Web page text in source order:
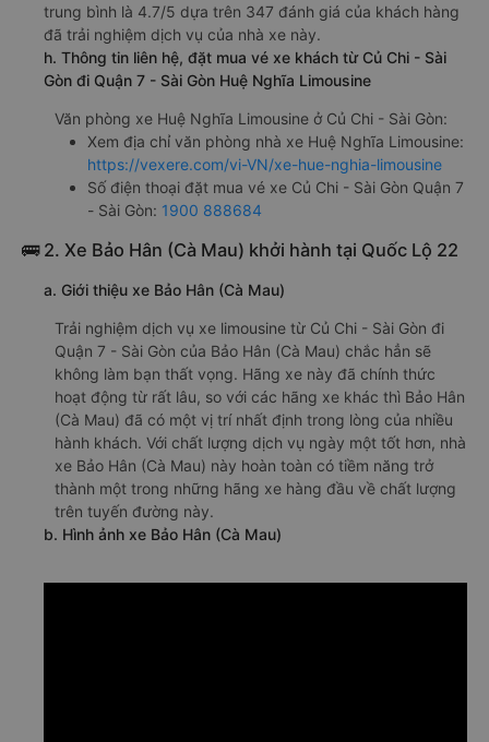
trung bình là 4.7/5 dựa trên 347 đánh giá của khách hàng
đã trải nghiệm dịch vụ của nhà xe này.
h. Thông tin liên hệ, đặt mua vé xe khách từ Củ Chi - Sài
Gòn đi Quận 7 - Sài Gòn Huệ Nghĩa Limousine
Văn phòng xe Huệ Nghĩa Limousine ở Củ Chi - Sài Gòn:
Xem địa chỉ văn phòng nhà xe Huệ Nghĩa Limousine:
https://vexere.com/vi-VN/xe-hue-nghia-limousine
Số điện thoại đặt mua vé xe Củ Chi - Sài Gòn Quận 7
- Sài Gòn: 1900 888684
🚌 2. Xe Bảo Hân (Cà Mau) khởi hành tại Quốc Lộ 22
a. Giới thiệu xe Bảo Hân (Cà Mau)
Trải nghiệm dịch vụ xe limousine từ Củ Chi - Sài Gòn đi
Quận 7 - Sài Gòn của Bảo Hân (Cà Mau) chắc hẳn sẽ
không làm bạn thất vọng. Hãng xe này đã chính thức
hoạt động từ rất lâu, so với các hãng xe khác thì Bảo Hân
(Cà Mau) đã có một vị trí nhất định trong lòng của nhiều
hành khách. Với chất lượng dịch vụ ngày một tốt hơn, nhà
xe Bảo Hân (Cà Mau) này hoàn toàn có tiềm năng trở
thành một trong những hãng xe hàng đầu về chất lượng
trên tuyến đường này.
b. Hình ảnh xe Bảo Hân (Cà Mau)